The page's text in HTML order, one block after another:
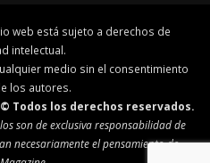
web está sujeto a derechos de
intelectual.
medio sin el consentimiento
los autores.
Todos los derechos reservados.
son de exclusiva responsabilidad de
necesariamente el pensamiento de